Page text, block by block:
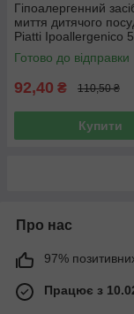
Гіпоалергенний
миття дитячого
Piatti Ipoallergenico
Готово до відправки
92,40 ₴ 110,50 ₴
Купити
Про нас
97%
Працює з